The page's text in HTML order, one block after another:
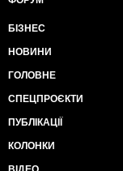
БІЗНЕС
НОВИНИ
ГОЛОВНЕ
СПЕЦПРОЄКТИ
ПУБЛІКАЦІЇ
КОЛОНКИ